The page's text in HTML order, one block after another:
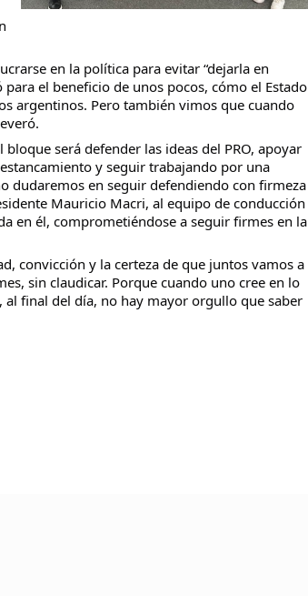
en la política para evitar “dejarla en
el beneficio de unos pocos, cómo el Estado
argentinos. Pero también vimos que cuando
será defender las ideas del PRO, apoyar
y seguir trabajando por una
dudaremos en seguir defendiendo con firmeza
Mauricio Macri, al equipo de conducción
en él, comprometiéndose a seguir firmes en la
convicción y la certeza de que juntos vamos a
sin claudicar. Porque cuando uno cree en lo
final del día, no hay mayor orgullo que saber